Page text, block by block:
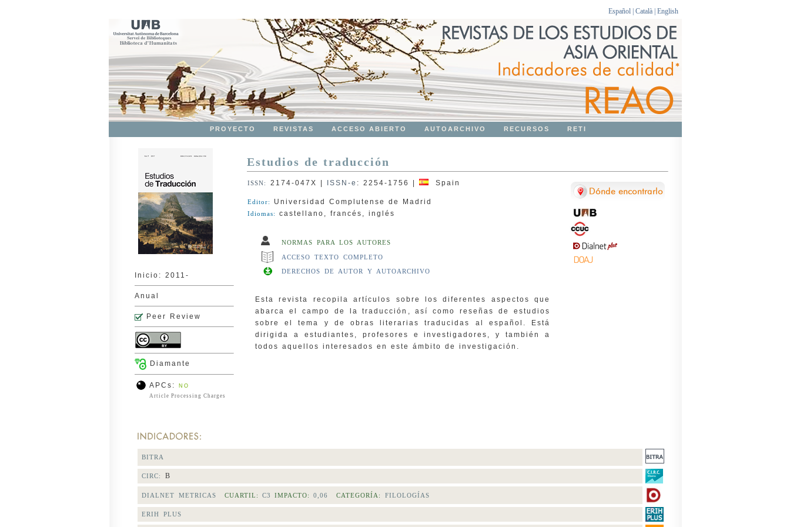
Español| Català| English
PROYECTO REVISTAS ACCESO ABIERTO AUTOARCHIVO RECURSOS RETI
Inicio: 2011-
Anual
Peer Review
Diamante
APCs:
NO
Article Processing Charges
Estudios de traducción
ISSN: 2174-047X ISSN-e : 2254-1756 Spain
Editor: Universidad Complutense de Madrid
Idiomas: castellano, francés, inglés
NORMAS PARA LOS AUTORES
ACCESO TEXTO COMPLETO
DERECHOS DE AUTOR Y AUTOARCHIVO
Esta revista recopila artículos sobre los diferentes aspectos que
abarca el campo de la traducción, así como reseñas de estudios
sobre el tema y de obras literarias traducidas al español. Está
dirigida a estudiantes, profesores e investigadores, y también a
todos aquellos interesados en este ámbito de investigación.
BITRA
CIRC: B
DIALNET METRICAS CUARTIL: C3 IMPACTO: 0,06 CATEGORÍA: FILOLOGÍAS
ERIH PLUS